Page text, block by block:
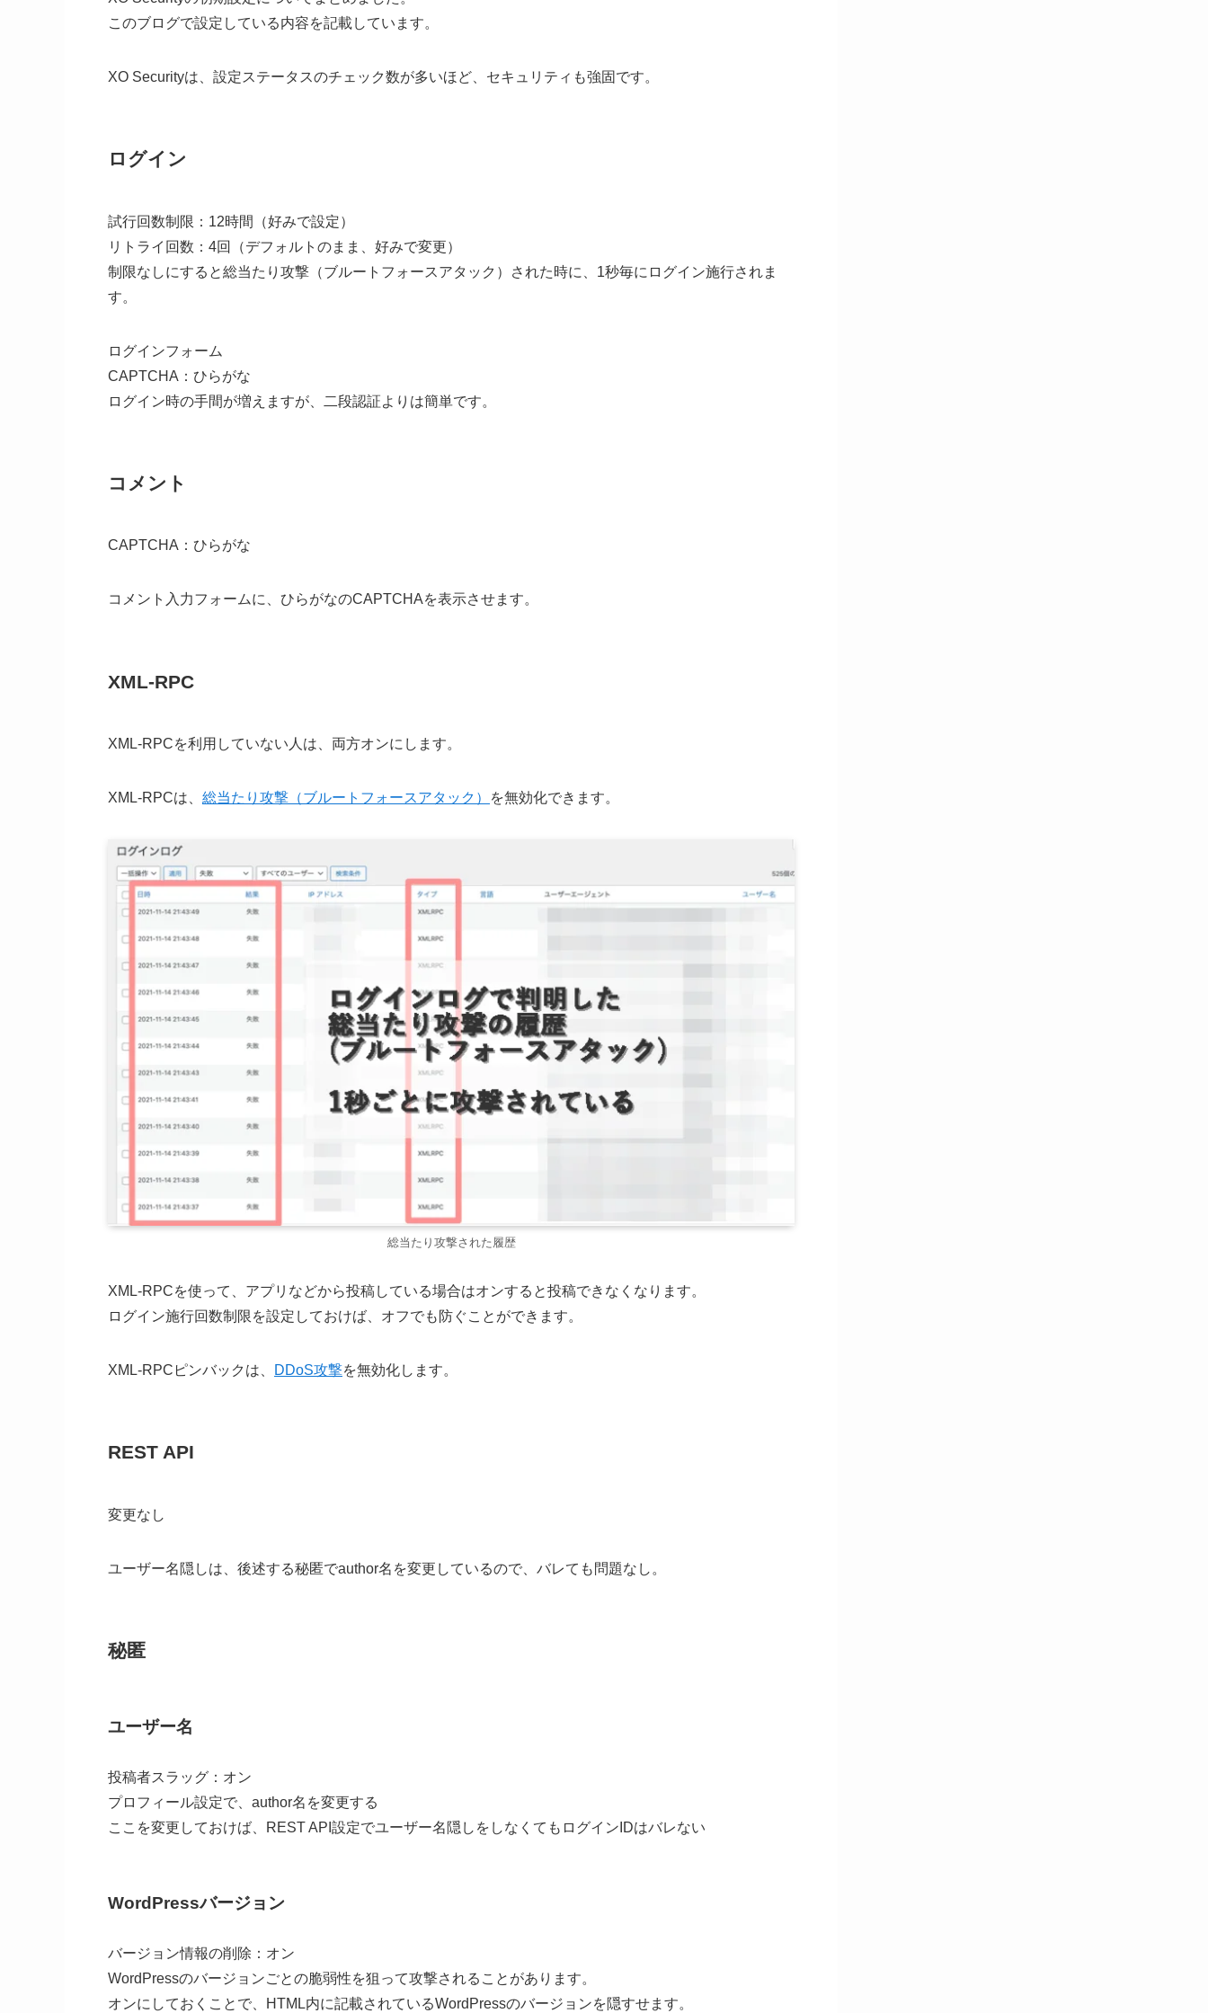
このブログで設定している内容を記載しています。
XO Securityは、設定ステータスのチェック数が多いほど、セキュリティも強固です。
ログイン
試行回数制限：12時間（好みで設定）
リトライ回数：4回（デフォルトのまま、好みで変更）
制限なしにすると総当たり攻撃（ブルートフォースアタック）された時に、1秒毎にログイン施行されま
す。
ログインフォーム
CAPTCHA：ひらがな
ログイン時の手間が増えますが、二段認証よりは簡単です。
コメント
CAPTCHA：ひらがな
コメント入力フォームに、ひらがなのCAPTCHAを表示させます。
XML-RPC
XML-RPCを利用していない人は、両方オンにします。
XML-RPCは、 総当たり攻撃（ブルートフォースアタック） を無効化できます。
総当たり攻撃された履歴
XML-RPCを使って、アプリなどから投稿している場合はオンすると投稿できなくなります。
ログイン施行回数制限を設定しておけば、オフでも防ぐことができます。
XML-RPCピンバックは、 DDoS攻撃を無効化します。
REST API
変更なし
ユーザー名隠しは、後述する秘匿でauthor名を変更しているので、バレても問題なし。
秘匿
ユーザー名
投稿者スラッグ：オン
プロフィール設定で、author名を変更する
ここを変更しておけば、REST API設定でユーザー名隠しをしなくてもログインIDはバレない
WordPressバージョン
バージョン情報の削除：オン
WordPressのバージョンごとの脆弱性を狙って攻撃されることがあります。
オンにしておくことで、HTML内に記載されているWordPressのバージョンを隠すせます。